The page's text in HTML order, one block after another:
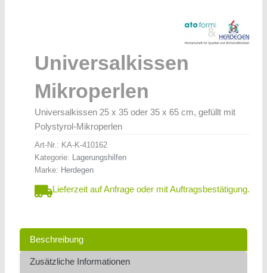
Universalkissen
Mikroperlen
Universalkissen 25 x 35 oder 35 x 65 cm, gefüllt mit
Polystyrol-Mikroperlen
Art-Nr.: KA-K-410162
Kategorie: Lagerungshilfen
Marke: Herdegen
Lieferzeit auf Anfrage oder mit Auftragsbestätigung.
Beschreibung
Zusätzliche Informationen